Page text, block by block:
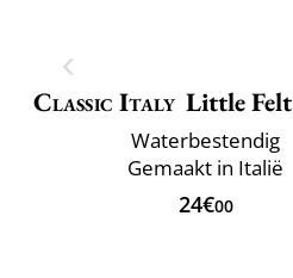
Classic Italy Little
Waterbestendig
Gemaakt in Italië
24€00